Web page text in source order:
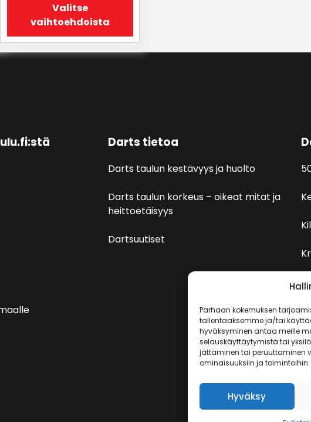
Parhaan kokemuksen
tallentaaksemme ja/tai
hyväksyminen antaa meille
selauskäyttäytymistä tai
jättäminen tai peruuttaminen
ominaisuuksiin ja toimintoihin.
Hyväksy
Valitse
vaihtoehdoista
Darts tietoa
Darts taulun kestävyys ja huolto
Darts taulun korkeus – oikeat mitat ja
heittoetäisyys
Dartsuutiset